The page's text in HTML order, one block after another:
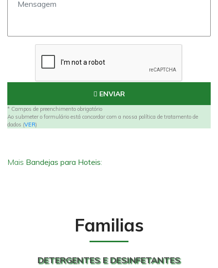
ENVIAR
* Campos de preenchimento obrigatório
Ao submeter o formulário está concordar com a nossa política de tratamento de
dados (VER)
Mais Bandejas para Hoteis:
Familias
DETERGENTES E DESINFETANTES